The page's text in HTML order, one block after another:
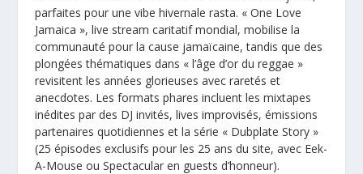
parfaites pour une vibe hivernale rasta. « One Love
Jamaica », live stream caritatif mondial, mobilise la
communauté pour la cause jamaïcaine, tandis que des
plongées thématiques dans « l’âge d’or du reggae »
revisitent les années glorieuses avec raretés et
anecdotes. Les formats phares incluent les mixtapes
inédites par des DJ invités, lives improvisés, émissions
partenaires quotidiennes et la série « Dubplate Story »
(25 épisodes exclusifs pour les 25 ans du site, avec Eek-
A-Mouse ou Spectacular en guests d’honneur).